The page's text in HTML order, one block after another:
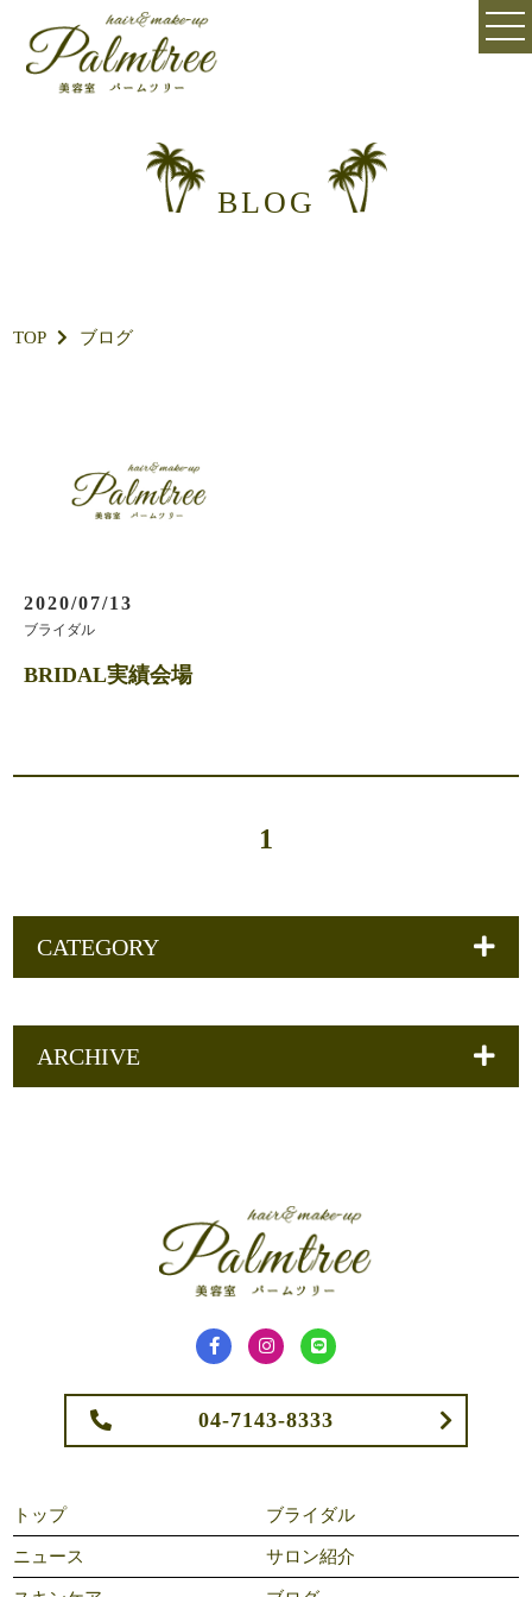
BLOG
TOP ブログ
2020/07/13
ブライダル
BRIDAL実績会場
1
CATEGORY
ARCHIVE
04-7143-8333
トップ ブライダル
ニュース サロン紹介